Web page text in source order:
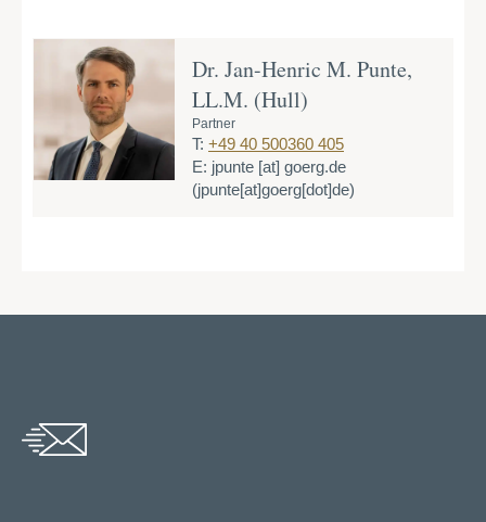
Dr. Jan-Henric M. Punte,
LL.M. (Hull)
Partner
T: +49 40 500360 405
E: jpunte [at] goerg.de
(jpunte[at]goerg[dot]de)